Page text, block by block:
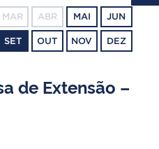
MAR ABR MAI JUN
SET OUT NOV DEZ
de Extensão –